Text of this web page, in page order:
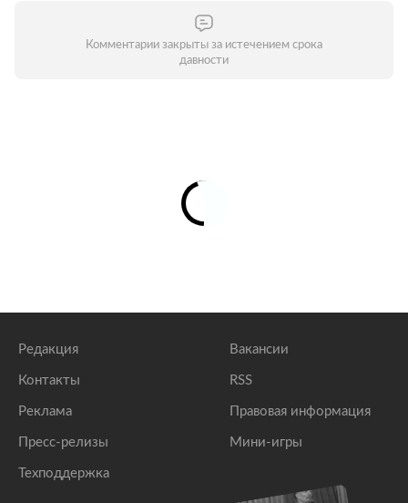
Комментарии закрыты за истечением срока
давности
Редакция
Контакты
Реклама
Пресс-релизы
Техподдержка
Вакансии
RSS
Правовая информация
Мини-игры